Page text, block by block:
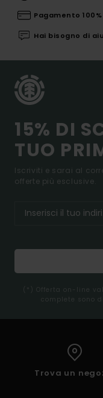
Pagamento
Hai bisogno di
15% DI
TUO
Iscriviti e sarai al
offerte più esclusive.
(*) Offerta on-line
complete sono
Trova un